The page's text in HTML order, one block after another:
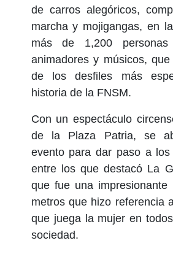
de carros alegóricos,
marcha y mojigangas, en
más de 1,200 personas
animadores y músicos,
de los desfiles más
historia de la FNSM.
Con un espectáculo
de la Plaza Patria, se
evento para dar paso a los
entre los que destacó La
que fue una
metros que hizo referencia
que juega la mujer en
sociedad.